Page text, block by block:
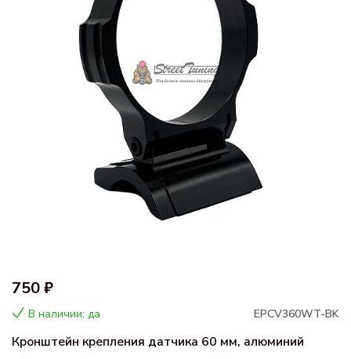
750 ₽
В наличии: да EPCV360WT-BK
Кронштейн крепления датчика 60 мм, алюминий